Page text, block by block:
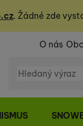
. Žádné zde
O nás